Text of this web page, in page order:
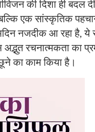
की दिशा ही बदल
बल्कि एक सांस्कृतिक
नजदीक आ रहा है, ये
रचनात्मकता का
का काम किया है।